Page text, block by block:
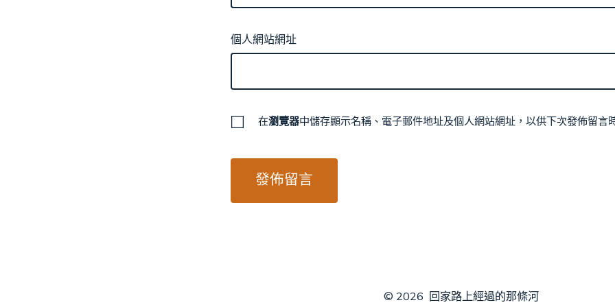
個人網站網址
在瀏覽器中儲存顯示名稱、電子郵件地址及個人網站網址，以供下次發佈留言
© 2026 回家路上經過的那條河